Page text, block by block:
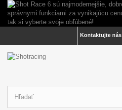
Kontaktujte nás